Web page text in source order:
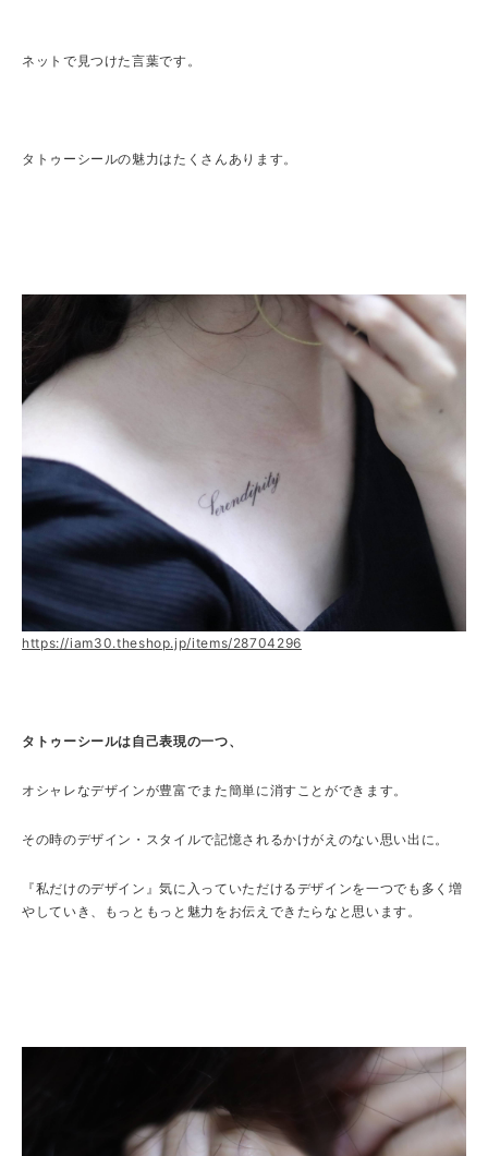
ネットで見つけた言葉です。
タトゥーシールの魅力はたくさんあります。
https://iam30.theshop.jp/items/28704296
タトゥーシールは自己表現の一つ、
オシャレなデザインが豊富でまた簡単に消すことができます。
その時のデザイン・スタイルで記憶されるかけがえのない思い出に。
『私だけのデザイン』気に入っていただけるデザインを一つでも多く増
やしていき、もっともっと魅力をお伝えできたらなと思います。